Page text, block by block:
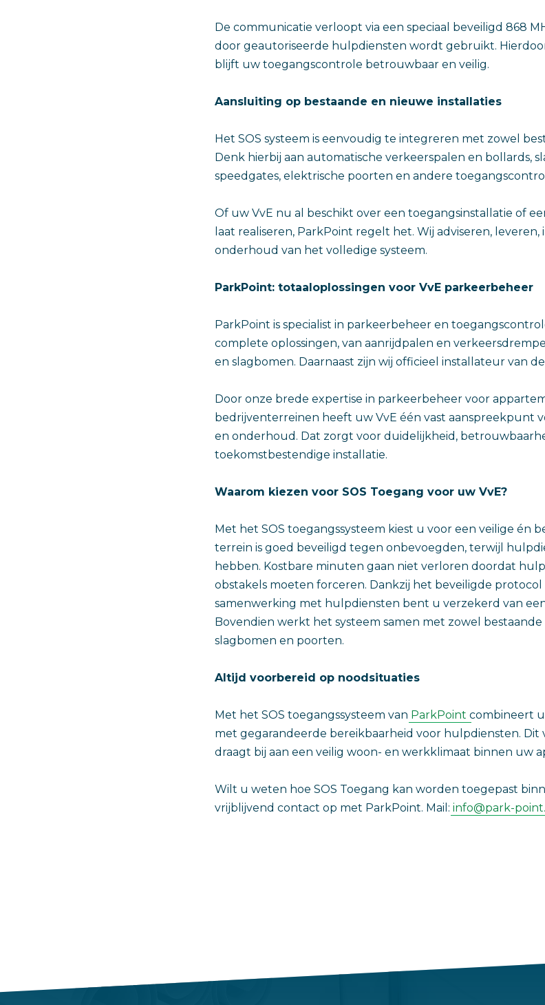
De communicatie verloopt via een speciaal beveiligd 868
door geautoriseerde hulpdiensten wordt gebruikt.
blijft uw toegangscontrole betrouwbaar en veilig.
Aansluiting op bestaande en nieuwe installaties
Het SOS systeem is eenvoudig te integreren met zowel
Denk hierbij aan automatische verkeerspalen en bollards,
speedgates, elektrische poorten en andere
Of uw VvE nu al beschikt over een toegangsinstallatie of
laat realiseren, ParkPoint regelt het. Wij adviseren,
onderhoud van het volledige systeem.
ParkPoint: totaaloplossingen voor VvE parkeerbeheer
ParkPoint is specialist in parkeerbeheer en
complete oplossingen, van aanrijdpalen en
en slagbomen. Daarnaast zijn wij officieel installateur van
Door onze brede expertise in parkeerbeheer voor
bedrijventerreinen heeft uw VvE één vast aanspreekpunt
en onderhoud. Dat zorgt voor duidelijkheid,
toekomstbestendige installatie.
Waarom kiezen voor SOS Toegang voor uw VvE?
Met het SOS toegangssysteem kiest u voor een veilige én
terrein is goed beveiligd tegen onbevoegden, terwijl
hebben. Kostbare minuten gaan niet verloren doordat
obstakels moeten forceren. Dankzij het beveiligde
samenwerking met hulpdiensten bent u verzekerd van
Bovendien werkt het systeem samen met zowel
slagbomen en poorten.
Altijd voorbereid op noodsituaties
Met het SOS toegangssysteem van ParkPoint combineert
met gegarandeerde bereikbaarheid voor hulpdiensten. Dit
draagt bij aan een veilig woon- en werkklimaat binnen uw
Wilt u weten hoe SOS Toegang kan worden toegepast
vrijblijvend contact op met ParkPoint. Mail: info@park-